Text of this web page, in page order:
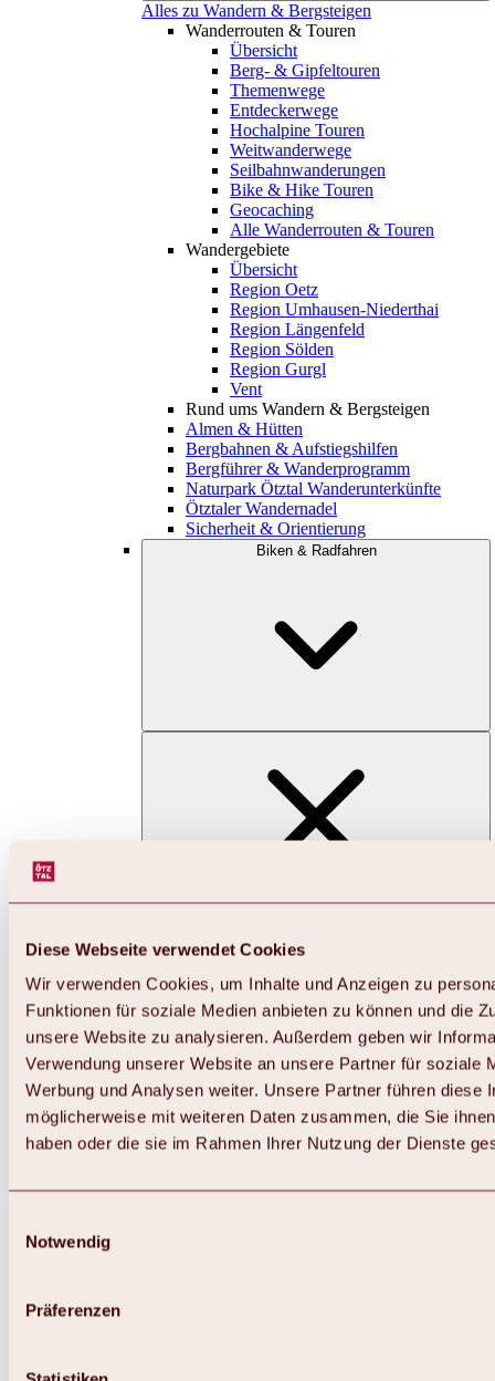
Diese Webseite verwendet Cookies
Wir verwenden Cookies, um Inhalte und Anzeigen zu
Funktionen für soziale Medien anbieten zu können und die
unsere Website zu analysieren. Außerdem geben wir
Verwendung unserer Website an unsere Partner für soziale
Werbung und Analysen weiter. Unsere Partner führen diese
möglicherweise mit weiteren Daten zusammen, die Sie
haben oder die sie im Rahmen Ihrer Nutzung der Dienste
Notwendig
Präferenzen
Alles zu Wandern & Bergsteigen
Wanderrouten & Touren
Übersicht
Berg- & Gipfeltouren
Themenwege
Entdeckerwege
Hochalpine Touren
Weitwanderwege
Seilbahnwanderungen
Bike & Hike Touren
Geocaching
Alle Wanderrouten & Touren
Wandergebiete
Übersicht
Region Oetz
Region Umhausen-Niederthai
Region Längenfeld
Region Sölden
Region Gurgl
Vent
Rund ums Wandern & Bergsteigen
Almen & Hütten
Bergbahnen & Aufstiegshilfen
Bergführer & Wanderprogramm
Naturpark Ötztal Wanderunterkünfte
Ötztaler Wandernadel
Sicherheit & Orientierung
Biken & Radfahren